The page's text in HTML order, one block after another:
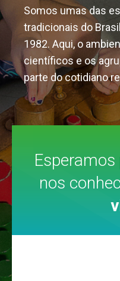
Somos umas das
tradicionais do
1982. Aqui, o
científicos e os
parte do cotidiano
Esperamos
nos